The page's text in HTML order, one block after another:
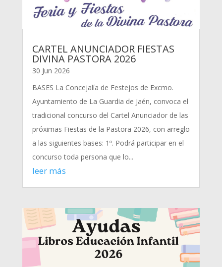
CARTEL ANUNCIADOR FIESTAS
DIVINA PASTORA 2026
30 Jun 2026
BASES La Concejalía de Festejos de Excmo.
Ayuntamiento de La Guardia de Jaén, convoca el
tradicional concurso del Cartel Anunciador de las
próximas Fiestas de la Pastora 2026, con arreglo
a las siguientes bases: 1º. Podrá participar en el
concurso toda persona que lo...
leer más